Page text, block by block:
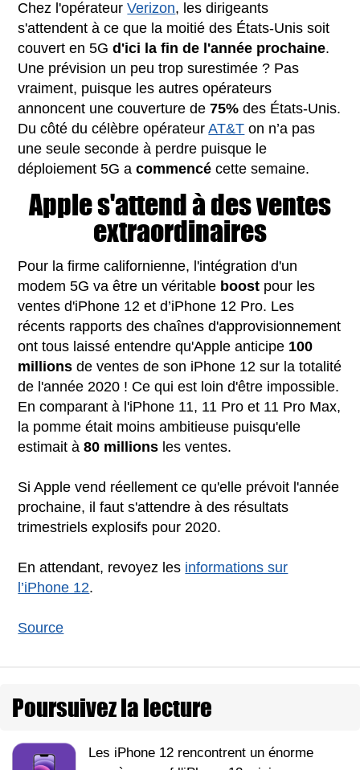
Chez l'opérateurVerizon, les dirigeants
s'attendent à ce que la moitié des États-Unis soit
couvert en 5Gd'ici la fin de l'année prochaine.
Une prévision un peu trop surestimée ? Pas
vraiment, puisque les autres opérateurs
annoncent une couverture de75% des États-Unis.
Du côté du célèbre opérateurAT&T on n’a pas
une seule seconde à perdre puisque le
déploiement 5G acommencé cette semaine.
Apple s'attend à des ventes
extraordinaires
Pour la firme californienne, l'intégration d'un
modem 5G va être un véritable boost pour les
ventes d'iPhone 12 et d’iPhone 12 Pro. Les
récents rapports des chaînes d'approvisionnement
ont tous laissé entendre qu'Apple anticipe 100
millions de ventes de son iPhone 12 sur la totalité
de l'année 2020 ! Ce qui est loin d'être impossible.
En comparant à l'iPhone 11, 11 Pro et 11 Pro Max,
la pomme était moins ambitieuse puisqu'elle
estimait à80 millions les ventes.
Si Apple vend réellement ce qu'elle prévoit l'année
prochaine, il faut s'attendre à des résultats
trimestriels explosifs pour 2020.
En attendant, revoyez les informations sur
l’iPhone 12.
Source
Poursuivez la lecture
Les iPhone 12 rencontrent un énorme